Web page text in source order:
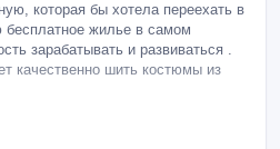
которая бы хотела переехать в
жилье в самом
зарабатывать и развиваться .
качественно шить костюмы из